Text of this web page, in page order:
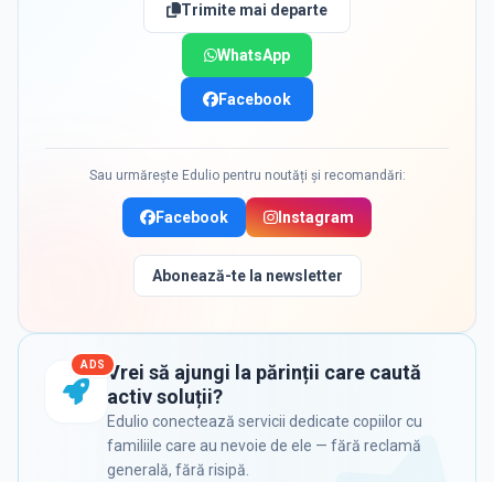
Trimite mai departe
WhatsApp
Facebook
Sau urmărește Edulio pentru noutăți și recomandări:
Facebook Instagram
Abonează-te la newsletter
ADS Vrei să ajungi la părinții care caută
activ soluții?
Edulio conectează servicii dedicate copiilor cu
familiile care au nevoie de ele — fără reclamă
generală, fără risipă.